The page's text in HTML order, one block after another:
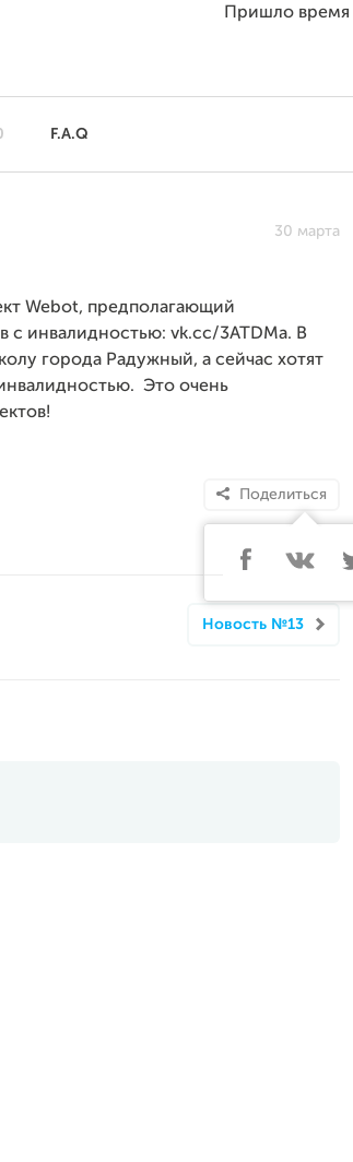
Пришло время
F.A.Q
30 марта
Webot, предполагающий
с инвалидностью: vk.cc/3ATDMa. В
города Радужный, а сейчас хотят
Это очень
Поделиться
Новость №13